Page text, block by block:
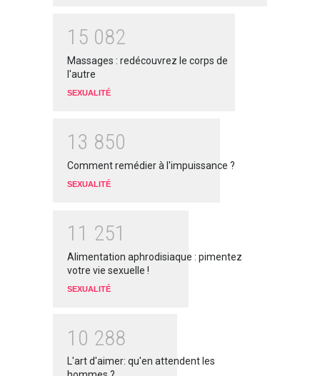
1 5 082
Massages : redécouvrez le corps de
l'autre
SEXUALITÉ
1 3 850
Comment remédier à l'impuissance ?
SEXUALITÉ
1 1 251
Alimentation aphrodisiaque : pimentez
votre vie sexuelle !
SEXUALITÉ
1 0 288
L'art d'aimer: qu'en attendent les